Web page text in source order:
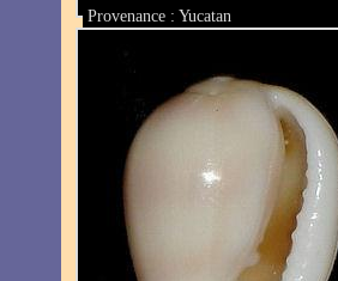
Provenance : Yucatan
Taille : 25 mm